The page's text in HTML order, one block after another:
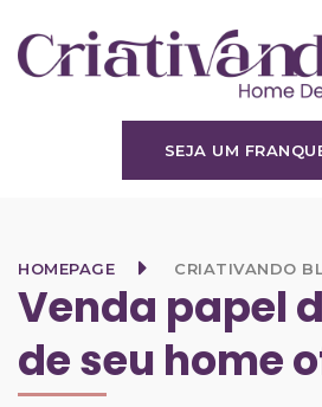
SEJA UM
HOMEPAGE CRIATIVANDO
Venda papel
de seu home